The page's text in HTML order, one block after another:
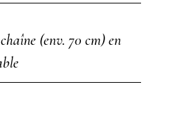
(env. 70 cm) en